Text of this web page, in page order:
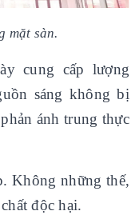
mặt sàn.
cung cấp lượng
sáng không bị
ánh trung thực
Không những thế,
độc hại.